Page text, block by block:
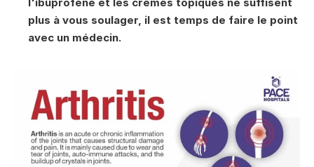
plus à vous soulager, il est temps de faire le point
avec un médecin.